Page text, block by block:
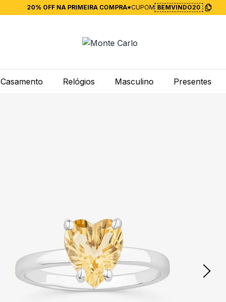
20% OFF NA PRIMEIRA COMPRA*CUPOM BEMVINDO20
Casamento Relógios Masculino Presentes